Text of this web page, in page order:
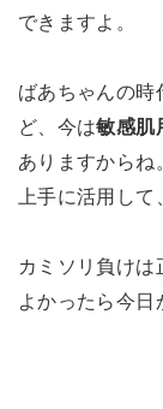
できますよ。
ばあちゃんの時
ど、今は敏感肌
ありますからね
上手に活用し
カミソリ負けは
よかったら今日